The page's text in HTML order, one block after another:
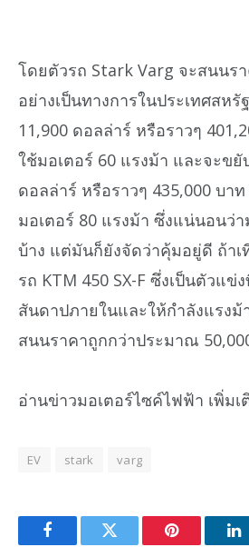
โดยตัวรถ Stark Varg จะสนนร
อย่างเป็นทางการในประเทศสหรั
11,900 ดอลล่าร์ หรือราวๆ
ใช้มอเตอร์ 60 แรงม้า และจะขยั
ดอลล่าร์ หรือราวๆ 435,000 บา
มอเตอร์ 80 แรงม้า ซึ่งแน่นอนว่
บ้าง แต่มันก็ยังจัดว่าคุ้มอยู่ดี ถ้าเ
รถ KTM 450 SX-F ซึ่งเป็นตัวแข่
สันดาปภายในและให้กำลังแรงม้
สนนราคาถูกกว่าประมาณ
อ่านข่าวมอเตอร์ไซค์ไฟฟ้า เพิ่มเ
EV stark varg
FacebookTwitter Pinterest